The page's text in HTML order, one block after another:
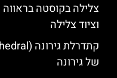
צלילה בקוסטה
וציוד צלילה
של גירונה